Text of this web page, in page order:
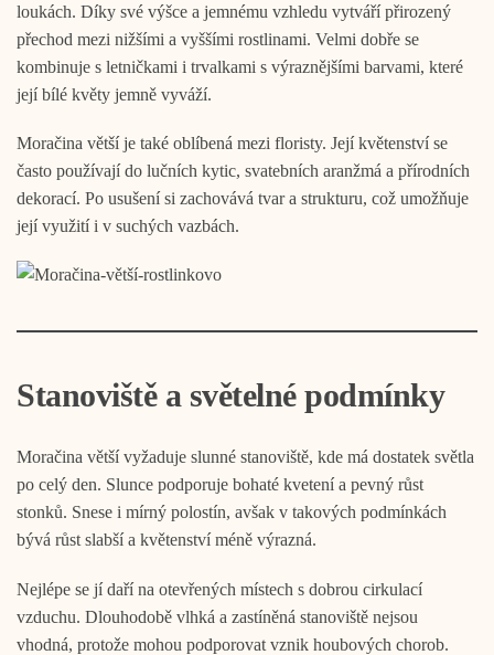
loukách. Díky své výšce a jemnému vzhledu vytváří přirozený
přechod mezi nižšími a vyššími rostlinami. Velmi dobře se
kombinuje s letničkami i trvalkami s výraznějšími barvami, které
její bílé květy jemně vyváží.
Moračina větší je také oblíbená mezi floristy. Její květenství se
často používají do lučních kytic, svatebních aranžmá a přírodních
dekorací. Po usušení si zachovává tvar a strukturu, což umožňuje
její využití i v suchých vazbách.
Stanoviště a světelné podmínky
Moračina větší vyžaduje slunné stanoviště, kde má dostatek světla
po celý den. Slunce podporuje bohaté kvetení a pevný růst
stonků. Snese i mírný polostín, avšak v takových podmínkách
bývá růst slabší a květenství méně výrazná.
Nejlépe se jí daří na otevřených místech s dobrou cirkulací
vzduchu. Dlouhodobě vlhká a zastíněná stanoviště nejsou
vhodná, protože mohou podporovat vznik houbových chorob.